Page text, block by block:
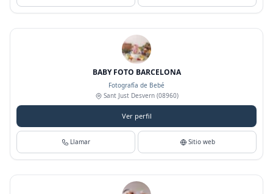
BABY FOTO BARCELONA
Fotografía de Bebé
Sant Just Desvern(08960)
Ver perfil
Llamar Sitio web